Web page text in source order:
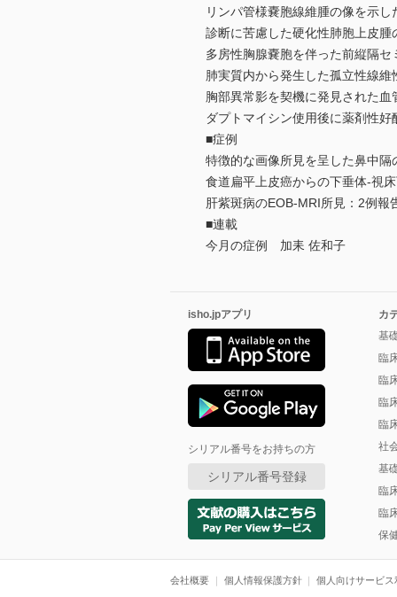
リンパ管様嚢胞線維腫の像を示
診断に苦慮した硬化性肺胞上皮
多房性胸腺嚢胞を伴った前縦隔
肺実質内から発生した孤立性線
胸部異常影を契機に発見された
ダプトマイシン使用後に薬剤性
■症例
特徴的な画像所見を呈した鼻中
食道扁平上皮癌からの下垂体-視
肝紫斑病のEOB-MRI所見：2例
■連載
今月の症例 加耒 佐和子
isho.jpアプリ
シリアル番号をお持ちの方
シリアル番号登録
カ
基
臨
臨
臨
臨
社
基
臨
臨
保
会社概要 個人情報保護方針 個人向けサービス